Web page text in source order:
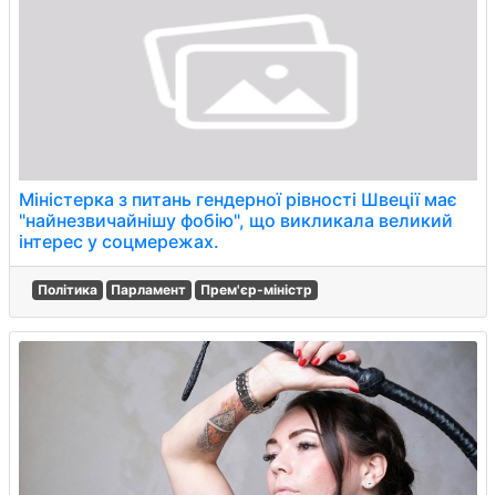
Міністерка з питань гендерної рівності Швеції має
"найнезвичайнішу фобію", що викликала великий
інтерес у соцмережах.
Політика Парламент Прем'єр-міністр